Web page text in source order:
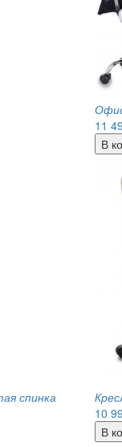
11
спинка
10